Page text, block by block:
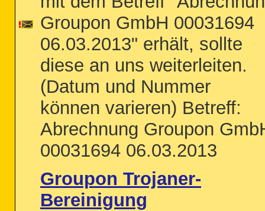
Groupon GmbH 00031694
06.03.2013" erhält, sollte
diese an uns weiterleiten.
(Datum und Nummer
können varieren) Betreff:
Abrechnung Groupon
00031694 06.03.2013
Groupon Trojaner-
Bereinigung